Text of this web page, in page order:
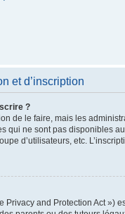
et d’inscription
?
de le faire, mais les
qui ne sont pas disponibles
d’utilisateurs, etc.
Privacy and Protection Act »)